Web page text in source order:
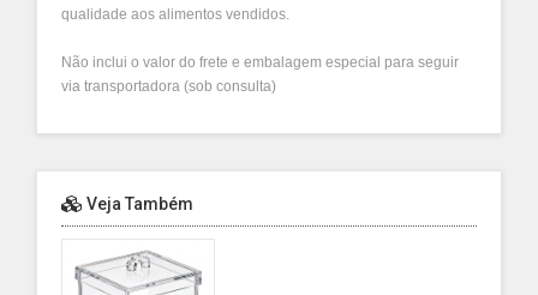
qualidade aos alimentos vendidos.
Não inclui o valor do frete e embalagem especial para seguir
via transportadora (sob consulta)
Veja Também